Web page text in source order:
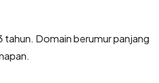
tahun. Domain berumur panjang